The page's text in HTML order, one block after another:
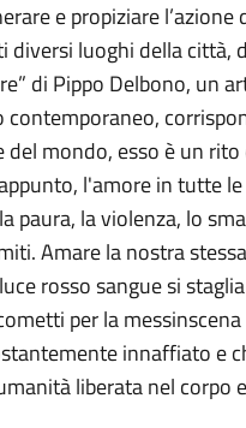
e propiziare l’azione
luoghi della città,
di Pippo Delbono, un
mondo, esso è un
l'amore in tutte
paura, la violenza, lo
Amare la nostra
rosso sangue si
per la
innaffiato e
liberata nel corpo